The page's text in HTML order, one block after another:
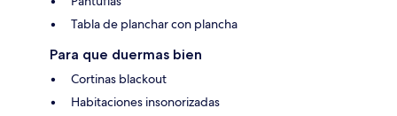
Tabla de planchar con plancha
Para que duermas bien
Cortinas blackout
Habitaciones insonorizadas